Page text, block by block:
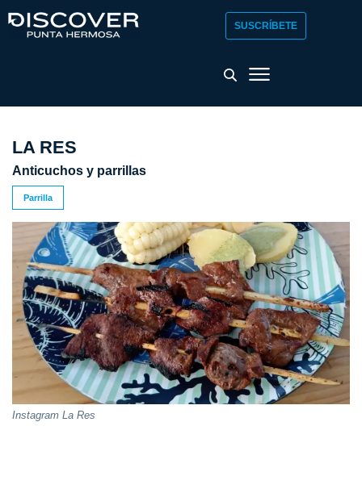
SUSCRÍBETE
LA RES
Anticuchos y parrillas
Parrilla
Instagram La Res